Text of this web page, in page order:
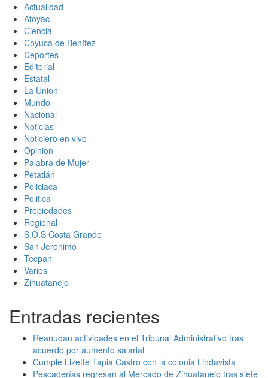
Actualidad
Atoyac
Ciencia
Coyuca de Benítez
Deportes
Editorial
Estatal
La Union
Mundo
Nacional
Noticias
Noticiero en vivo
Opinion
Palabra de Mujer
Petatlán
Policiaca
Politica
Propiedades
Regional
S.O.S Costa Grande
San Jeronimo
Tecpan
Varios
Zihuatanejo
Entradas recientes
Reanudan actividades en el Tribunal Administrativo tras
acuerdo por aumento salarial
Cumple Lizette Tapia Castro con la colonia Lindavista
Pescaderías regresan al Mercado de Zihuatanejo tras siete